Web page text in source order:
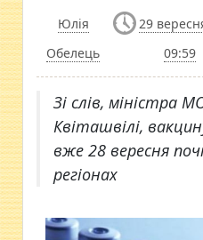
Юлія
Обелець
29
09:59
Зі слів, міністра
Квіташвілі,
вже 28 вересня
регіонах